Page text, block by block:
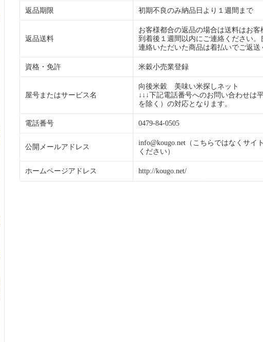
返品期限 初期不良のみ納品日より１週間まで
返品送料
お客様都合の返品の場合は送料はお
到着後１週間以内にご連絡ください
連絡いただいた商品は着払いでご返送
資格・免許 米穀小売業登録
屋号またはサービス名
向後米穀 美味い米探しネット
↓↓↓下記電話番号へのお問い合わせは
を除く）の対応となります。
電話番号 0479-84-0505
公開メールアドレス
info@kougo.net（こちらではなくサ
ください）
ホームページアドレス http://kougo.net/